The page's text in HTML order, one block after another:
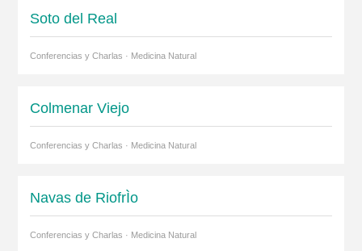
Soto del Real
Conferencias y Charlas · Medicina Natural
Colmenar Viejo
Conferencias y Charlas · Medicina Natural
Navas de RiofrÌo
Conferencias y Charlas · Medicina Natural